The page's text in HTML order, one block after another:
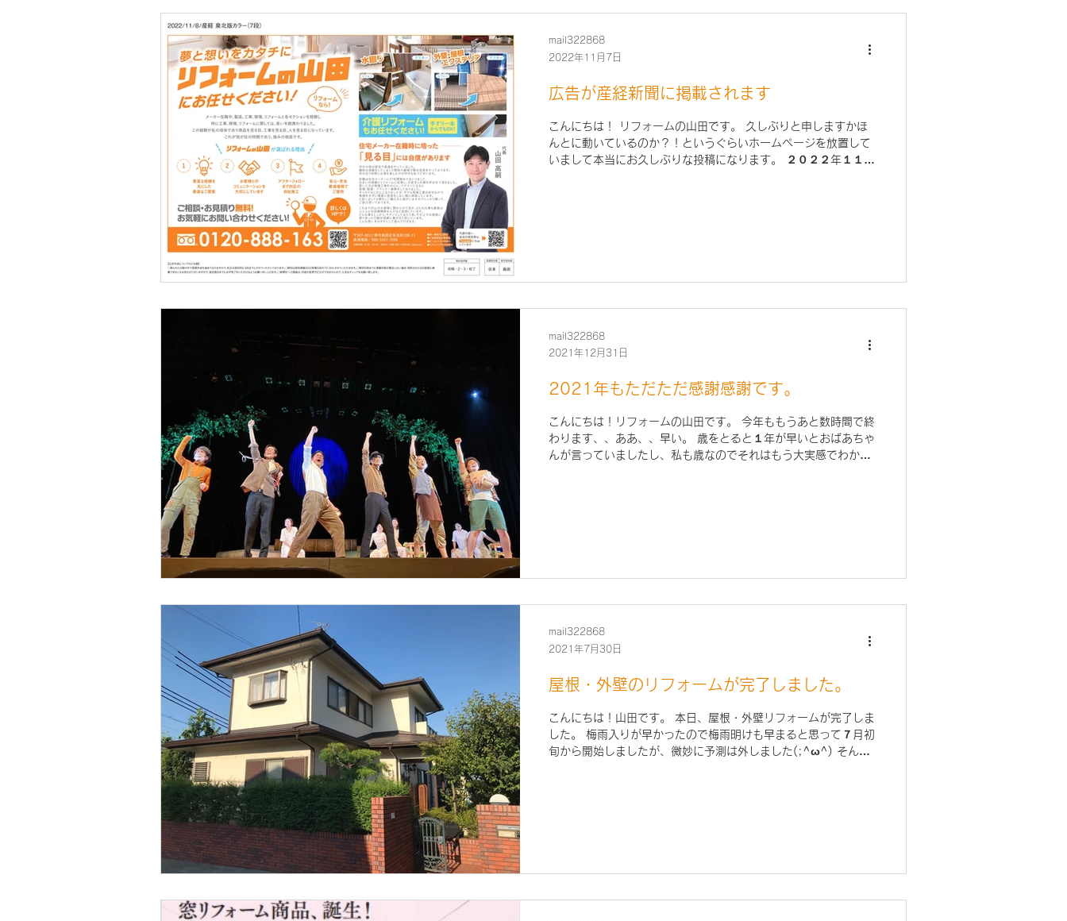
広告が産経新聞に掲載されます
こんにちは！ リフォームの山田です。 久しぶりと申しますかほ
んとに動いているのか？！というぐらいホームページを放置して
いまして本当にお久しぶりな投稿になります。 ２０２２年１１月
mail322868
2022年11月7日
2021年もただただ感謝感謝です。
こんにちは！リフォームの山田です。 今年ももうあと数時間で終
わります、、ああ、、早い。 歳をとると１年が早いとおばあちゃ
んが言っていましたし、私も歳なのでそれはもう大実感でわかっ
mail322868
2021年12月31日
屋根・外壁のリフォームが完了しました。
こんにちは！山田です。 本日、屋根・外壁リフォームが完了しま
した。 梅雨入りが早かったので梅雨明けも早まると思って７月初
旬から開始しましたが、微妙に予測は外しました(;^ω^) そんな
mail322868
2021年7月30日